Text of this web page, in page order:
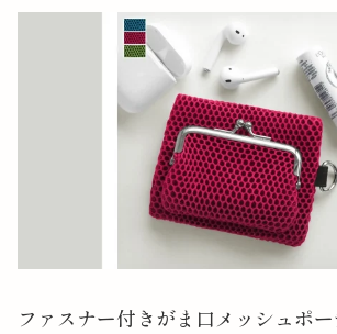
ファスナー付きがま口メッシュポ